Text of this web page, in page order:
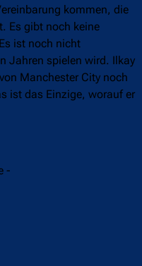
kommen, die
Es gibt noch keine
ist noch nicht
Jahren spielen wird. Ilkay
Manchester City noch
ist das Einzige, worauf er
-